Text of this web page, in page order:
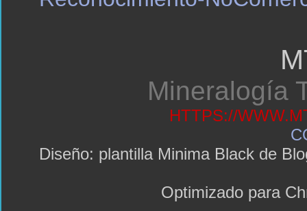
Mineralogía
HTTPS://
Diseño: plantilla Minima Black de
Optimizado para